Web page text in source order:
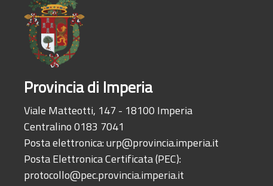
Provincia di Imperia
Viale Matteotti, 147 - 18100 Imperia
Centralino 0183 7041
Posta elettronica:urp@provincia.imperia.it
Posta Elettronica Certificata (PEC):
protocollo@pec.provincia.imperia.it